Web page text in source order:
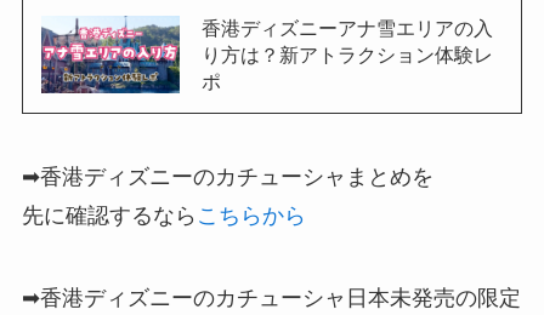
香港ディズニーアナ雪エリアの入
り方は？新アトラクション体験レ
ポ
➡香港ディズニーのカチューシャまとめを
先に確認するなら こちらから
➡香港ディズニーのカチューシャ日本未発売の限定